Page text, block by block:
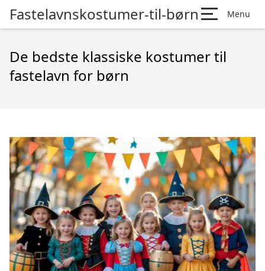
Fastelavnskostumer-til-børn Menu
De bedste klassiske kostumer til
fastelavn for børn